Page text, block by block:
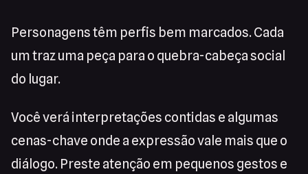
Personagens têm perfis bem marcados. Cada
um traz uma peça para o quebra-cabeça social
do lugar.
Você verá interpretações contidas e algumas
cenas-chave onde a expressão vale mais que o
diálogo. Preste atenção em pequenos gestos e